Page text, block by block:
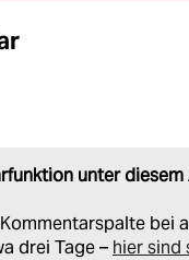
unter
bei
drei Tage – hier sind